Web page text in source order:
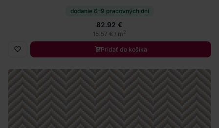
dodanie 6–9 pracovných dní
82.92 €
15.57 € / m2
Pridať do košíka